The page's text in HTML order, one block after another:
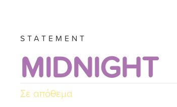
STATEMENT
MIDNIGHT
Σε απόθεμα